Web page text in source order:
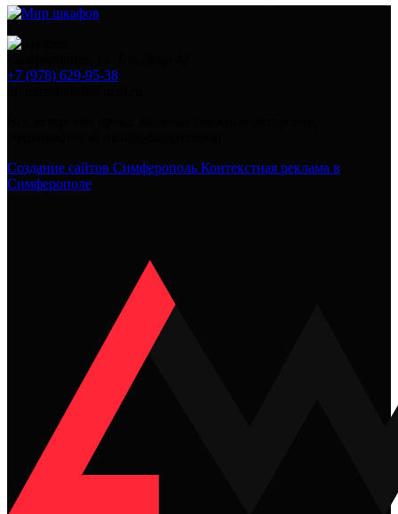
+7 (978) 629-95-38
Создание сайтов Симферополь Контекстная реклама в
Симферополе